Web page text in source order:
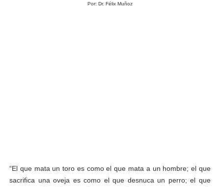
Por: Dr. Félix Muñoz
“El que mata un toro es como el que mata a un hombre; el que
sacrifica una oveja es como el que desnuca un perro; el que